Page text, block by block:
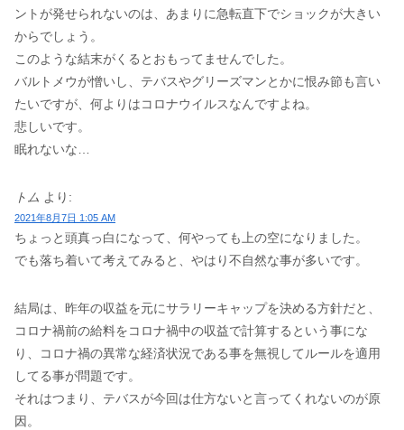
ントが発せられないのは、あまりに急転直下でショックが大きい
からでしょう。
このような結末がくるとおもってませんでした。
バルトメウが憎いし、テバスやグリーズマンとかに恨み節も言い
たいですが、何よりはコロナウイルスなんですよね。
悲しいです。
眠れないな…
トム より:
2021年8月7日 1:05 AM
ちょっと頭真っ白になって、何やっても上の空になりました。
でも落ち着いて考えてみると、やはり不自然な事が多いです。
結局は、昨年の収益を元にサラリーキャップを決める方針だと、
コロナ禍前の給料をコロナ禍中の収益で計算するという事にな
り、コロナ禍の異常な経済状況である事を無視してルールを適用
してる事が問題です。
それはつまり、テバスが今回は仕方ないと言ってくれないのが原
因。